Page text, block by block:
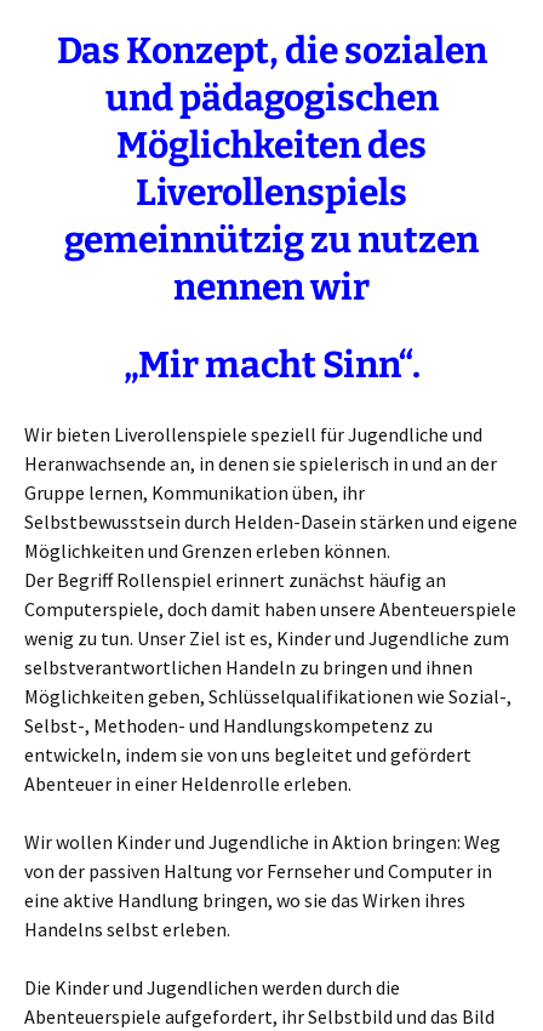
Das Konzept, die sozialen
und pädagogischen
Möglichkeiten des
Liverollenspiels
gemeinnützig zu nutzen
nennen wir
„Mir macht Sinn“.
Wir bieten Liverollenspiele speziell für Jugendliche und
Heranwachsende an, in denen sie spielerisch in und an der
Gruppe lernen, Kommunikation üben, ihr
Selbstbewusstsein durch Helden-Dasein stärken und eigene
Möglichkeiten und Grenzen erleben können.
Der Begriff Rollenspiel erinnert zunächst häufig an
Computerspiele, doch damit haben unsere Abenteuerspiele
wenig zu tun. Unser Ziel ist es, Kinder und Jugendliche zum
selbstverantwortlichen Handeln zu bringen und ihnen
Möglichkeiten geben, Schlüsselqualifikationen wie Sozial-,
Selbst-, Methoden- und Handlungskompetenz zu
entwickeln, indem sie von uns begleitet und gefördert
Abenteuer in einer Heldenrolle erleben.
Wir wollen Kinder und Jugendliche in Aktion bringen: Weg
von der passiven Haltung vor Fernseher und Computer in
eine aktive Handlung bringen, wo sie das Wirken ihres
Handelns selbst erleben.
Die Kinder und Jugendlichen werden durch die
Abenteuerspiele aufgefordert, ihr Selbstbild und das Bild